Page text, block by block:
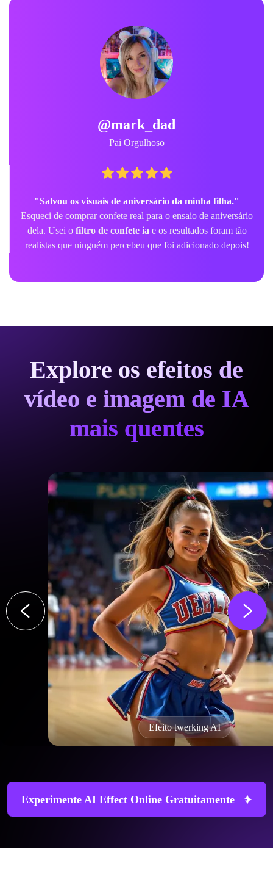
@mark_dad
Pai Orgulhoso
"Salvou os visuais de aniversário da minha filha."
Esqueci de comprar confete real para o ensaio de aniversário
dela. Usei o filtro de confete ia e os resultados foram tão
realistas que ninguém percebeu que foi adicionado depois!
Explore os efeitos de
vídeo e imagem de IA
mais quentes
Efeito twerking AI
Experimente AI Effect Online Gratuitamente